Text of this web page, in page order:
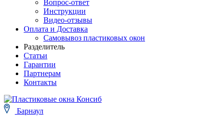
Вопрос-ответ
Инструкции
Видео-отзывы
Оплата и Доставка
Самовывоз пластиковых окон
Разделитель
Статьи
Гарантии
Партнерам
Контакты
Барнаул